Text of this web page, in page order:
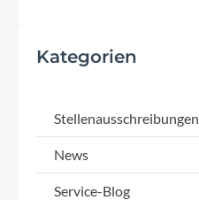
Kategorien
Stellenausschreibungen
News
Service-Blog